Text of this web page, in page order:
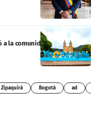
a la comunidad en homenaje
Zipaquirá Bogotá ad